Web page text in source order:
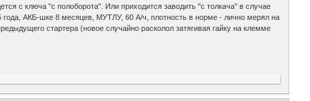
с ключа "с полоборота". Или приходится заводить "с толкача" в случае
года, АКБ-шке 8 месяцев, МУТЛУ, 60 А/ч, плотность в норме - лично мерял на
стартера (новое случайно расколол затягивая гайку на клемме